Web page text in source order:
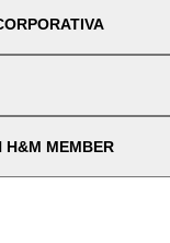
H&M MEMBER